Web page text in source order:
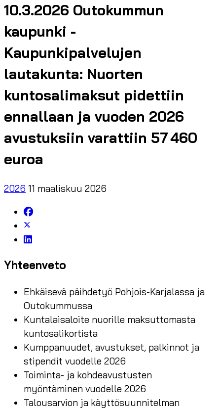
10.3.2026 Outokummun
kaupunki -
Kaupunkipalvelujen
lautakunta: Nuorten
kuntosalimaksut pidettiin
ennallaan ja vuoden 2026
avustuksiin varattiin 57 460
euroa
2026 11 maaliskuu 2026
Yhteenveto
Ehkäisevä päihdetyö Pohjois-Karjalassa ja
Outokummussa
Kuntalaisaloite nuorille maksuttomasta
kuntosalikortista
Kumppanuudet, avustukset, palkinnot ja
stipendit vuodelle 2026
Toiminta- ja kohdeavustusten
myöntäminen vuodelle 2026
Talousarvion ja käyttösuunnitelman